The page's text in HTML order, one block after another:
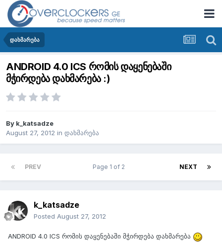
დახმარება
ANDROID 4.0 ICS რომის დაყენებაში
მჭირდება დახმარება :)
By k_katsadze
August 27, 2012 in დახმარება
PREV NEXT
Page 1 of 2
k_katsadze
Posted August 27, 2012
ANDROID 4.0 ICS რომის დაყენებაში მჭირდება დახმარება